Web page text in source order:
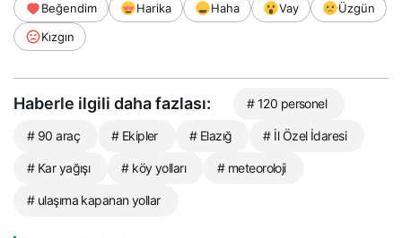
Beğendim Harika Haha Vay
Üzgün
Kızgın
Haberle ilgili daha fazlası: # 120 personel
# 90 araç # Ekipler # Elazığ # İl Özel İdaresi
# Kar yağışı # köy yolları # meteoroloji
# ulaşıma kapanan yollar